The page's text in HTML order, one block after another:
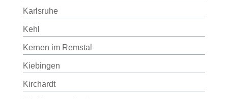
Karlsruhe
Kehl
Kernen im Remstal
Kiebingen
Kirchardt